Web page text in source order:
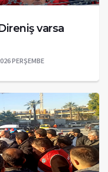
varsa
PERŞEMBE